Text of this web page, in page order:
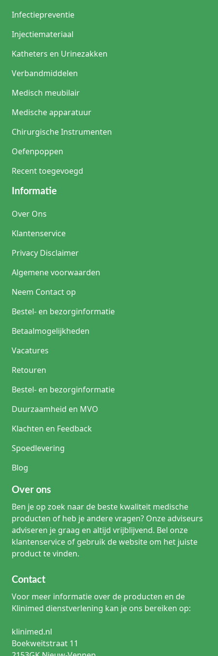
reacties bij zorgverleners die de maskers gedurende de
hele dag moeten dragen.
Advies van productspecialist
Productexpert uit de zorg:
dragen van een mondkapje onder de neus. Hiermee vervalt
de beschermende werking volledig. Mijn tip: kies voor een
masker met een stevige, metalen neusklem in plaats van
plastic. Dit zorgt voor een veel betere afsluiting, wat ook
voorkomt dat jouw bril beslaat. Voor brildragers adviseren
wij vaak de Type IIR maskers met een extra foam-strip aan
de binnenzijde voor maximaal comfort en zicht.
Infectiepreventie
Injectiemateriaal
Katheters en Urinezakken
Verbandmiddelen
Medisch meubilair
Medische apparatuur
Chirurgische Instrumenten
Oefenpoppen
Recent toegevoegd
Informatie
Over Ons
Klantenservice
Privacy Disclaimer
Algemene voorwaarden
Neem Contact op
Bestel- en bezorginformatie
Betaalmogelijkheden
Vacatures
Retouren
Bestel- en bezorginformatie
Duurzaamheid en MVO
Klachten en Feedback
Spoedlevering
Blog
Over ons
Ben je op zoek naar de beste kwaliteit medische
producten of heb je andere vragen? Onze adviseurs
adviseren je graag en altijd vrijblijvend. Bel onze
klantenservice of gebruik de website om het juiste
product te vinden.
Contact
Voor meer informatie over de producten en de
Klinimed dienstverlening kan je ons bereiken op:
klinimed.nl
Boekweitstraat 11